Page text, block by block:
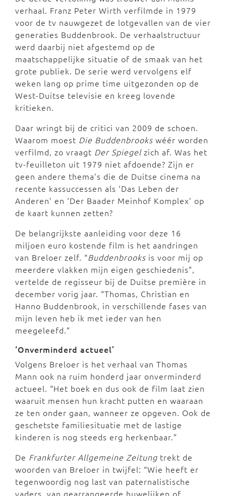
verhaal. Franz Peter Wirth verfilmde in 1979
voor de tv nauwgezet de lotgevallen van de vier
generaties Buddenbrook. De verhaalstructuur
werd daarbij niet afgestemd op de
maatschappelijke situatie of de smaak van het
grote publiek. De serie werd vervolgens elf
weken lang op prime time uitgezonden op de
West-Duitse televisie en kreeg lovende
kritieken.
Daar wringt bij de critici van 2009 de schoen.
Waarom moest Die Buddenbrooks wéér worden
verfilmd, zo vraagt Der Spiegelzich af. Was het
tv-feuilleton uit 1979 niet afdoende? Zijn er
geen andere thema’s die de Duitse cinema na
recente kassuccessen als ‘Das Leben der
Anderen’ en ‘Der Baader Meinhof Komplex’ op
de kaart kunnen zetten?
De belangrijkste aanleiding voor deze 16
miljoen euro kostende film is het aandringen
van Breloer zelf. “Buddenbrooks is voor mij op
meerdere vlakken mijn eigen geschiedenis”,
vertelde de regisseur bij de Duitse première in
december vorig jaar. “Thomas, Christian en
Hanno Buddenbrook, in verschillende fases van
mijn leven heb ik met ieder van hen
meegeleefd.”
‘Onverminderd actueel’
Volgens Breloer is het verhaal van Thomas
Mann ook na ruim honderd jaar onverminderd
actueel. “Het boek en dus ook de film laat zien
waaruit mensen hun kracht putten en waaraan
ze ten onder gaan, wanneer ze opgeven. Ook de
geschetste familiesituatie met de lastige
kinderen is nog steeds erg herkenbaar.”
De Frankfurter Allgemeine Zeitung trekt de
woorden van Breloer in twijfel: “Wie heeft er
tegenwoordig nog last van paternalistische
vaders, van gearrangeerde huwelijken of